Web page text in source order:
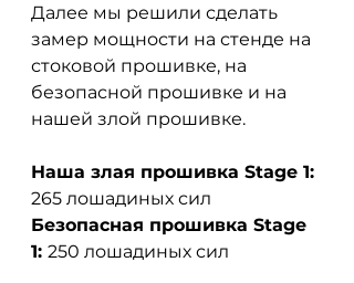
Далее мы решили сделать
замер мощности на стенде на
стоковой прошивке, на
безопасной прошивке и на
нашей злой прошивке.
Наша злая прошивка Stage 1:
265 лошадиных сил
Безопасная прошивка Stage
1: 250 лошадиных сил